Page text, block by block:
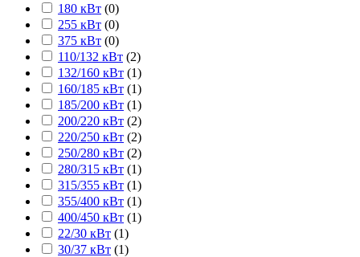
180 кВт (0)
255 кВт (0)
375 кВт (0)
110/132 кВт (2)
132/160 кВт (1)
160/185 кВт (1)
185/200 кВт (1)
200/220 кВт (2)
220/250 кВт (2)
250/280 кВт (2)
280/315 кВт (1)
315/355 кВт (1)
355/400 кВт (1)
400/450 кВт (1)
22/30 кВт (1)
30/37 кВт (1)